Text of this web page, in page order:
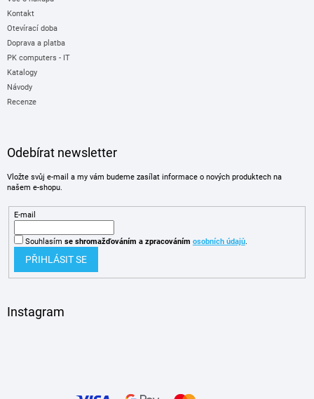
Kontakt
Otevírací doba
Doprava a platba
PK computers - IT
Katalogy
Návody
Recenze
Odebírat newsletter
Vložte svůj e-mail a my vám budeme zasílat informace o nových produktech na
našem e-shopu.
E-mail
Souhlasím se shromažďováním a zpracováním osobních údajů.
PŘIHLÁSIT SE
Instagram